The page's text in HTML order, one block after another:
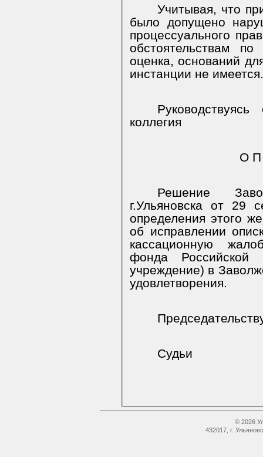
Учитывая, что
было допущено
процессуального
обстоятельствам
оценка, оснований
инстанции не имеется.
коллегия
О П
Решение
г.Ульяновска от 29
определения этого
об исправлении
кассационную
фонда Российской
учреждение) в
удовлетворения.
Судьи
© 2026
432017, г.